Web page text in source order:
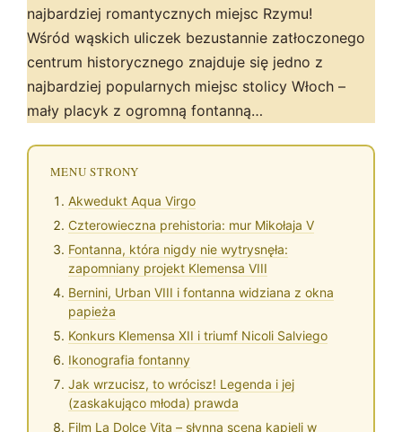
najbardziej romantycznych miejsc Rzymu!
Wśród wąskich uliczek bezustannie zatłoczonego
centrum historycznego znajduje się jedno z
najbardziej popularnych miejsc stolicy Włoch –
mały placyk z ogromną fontanną…
MENU STRONY
Akwedukt Aqua Virgo
Czterowieczna prehistoria: mur Mikołaja V
Fontanna, która nigdy nie wytrysnęła:
zapomniany projekt Klemensa VIII
Bernini, Urban VIII i fontanna widziana z okna
papieża
Konkurs Klemensa XII i triumf Nicoli Salviego
Ikonografia fontanny
Jak wrzucisz, to wrócisz! Legenda i jej
(zaskakująco młoda) prawda
Film La Dolce Vita – słynna scena kąpieli w